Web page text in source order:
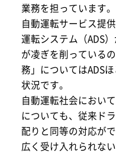
業務を担っています。
自動運転サービス提
運転システム（ADS
が凌ぎを削っている
務」についてはADS
状況です。
自動運転社会におい
についても、従来ド
配りと同等の対応が
広く受け入れられな